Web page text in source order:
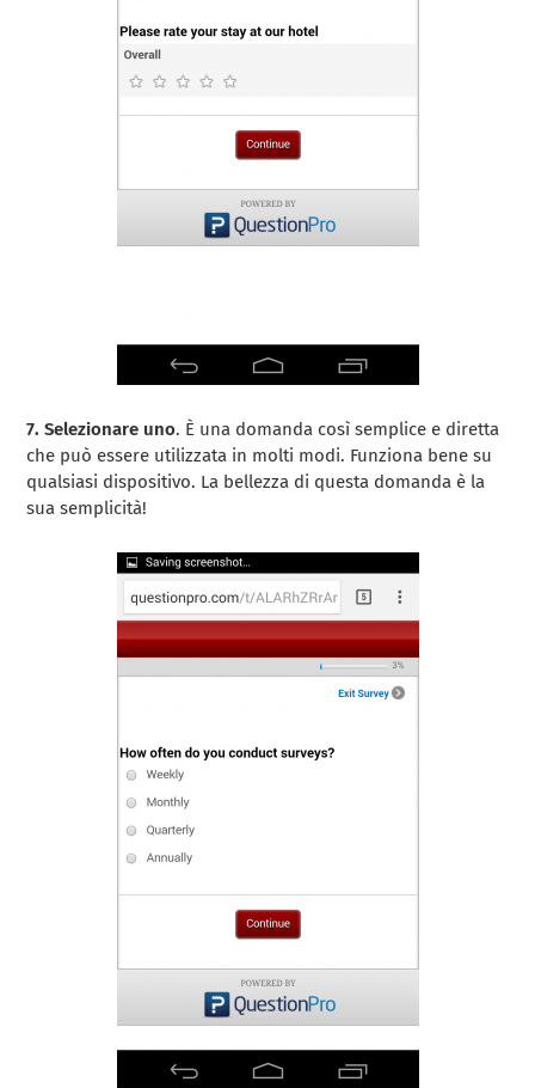
7. Selezionare uno. È una domanda così semplice e diretta
che può essere utilizzata in molti modi. Funziona bene su
qualsiasi dispositivo. La bellezza di questa domanda è la
sua semplicità!